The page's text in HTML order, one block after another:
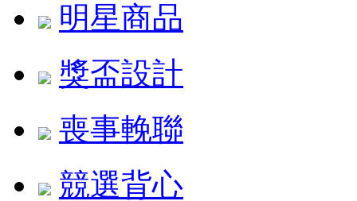
明星商品
獎盃設計
喪事輓聯
競選背心